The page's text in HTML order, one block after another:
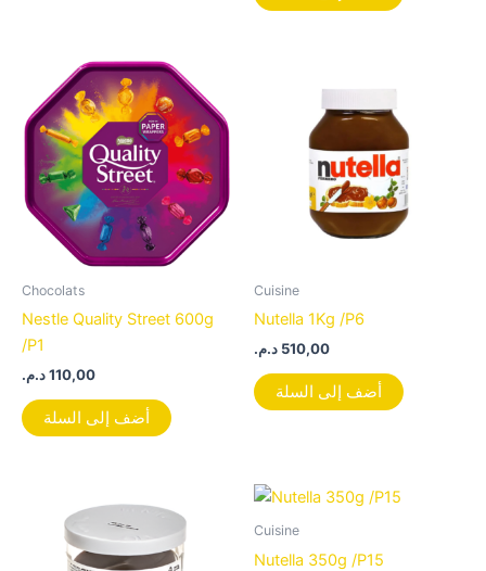
Chocolats
Nestle Quality Street 600g
/P1
110,00د.م.
أضف إلى السلة
Cuisine
Nutella 1Kg /P6
510,00 د.م.
أضف إلى السلة
Cuisine
Nutella 350g /P15